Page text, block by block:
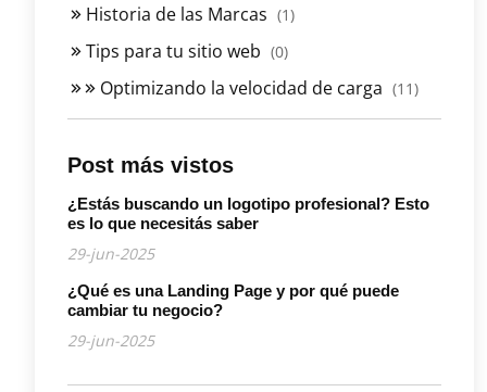
Historia de las Marcas (1)
Tips para tu sitio web (0)
Optimizando la velocidad de carga (11)
Post más vistos
¿Estás buscando un logotipo profesional? Esto
es lo que necesitás saber
29-jun-2025
¿Qué es una Landing Page y por qué puede
cambiar tu negocio?
29-jun-2025